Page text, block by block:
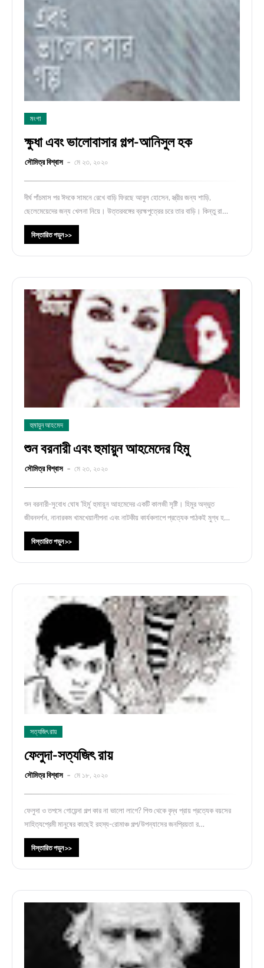
মংগা
ক্ষুধা এবং ভালোবাসার গল্প-আনিসুল হক
সৌমিত্র বিশ্বাস মে ২৩, ২০২০
দীর্ঘ পাঁচমাস পর ঈদকে সামনে রেখে বাড়ি ফিরছে আবুল হোসেন, স্ত্রীর জন্য শাড়ি,
ছেলেমেয়েদের জন্য খেলনা নিয়ে। উত্তরবঙ্গের ব্রহ্মপুত্রের চরে তার বাড়ি। কিন্তু রা…
বিস্তারিত পড়ুন >>
হুমায়ুন আহমেদ
শুন বরনারী এবং হুমায়ুন আহমেদের হিমু
সৌমিত্র বিশ্বাস মে ২৩, ২০২০
শুন বরনারী-সুবোধ ঘোষ ‘হিমু’ হুমায়ুন আহমেদের একটি কালজী সৃষ্টি। হিমুর অদ্ভুত
জীবনদর্শন, নানারকম খামখেয়ালীপনা এবং নাটকীয় কার্যকলাপে প্রত্যেক পাঠকই মুগ্ধ হ…
বিস্তারিত পড়ুন >>
সত্যজিৎ রায়
ফেলুদা-সত্যজিৎ রায়
সৌমিত্র বিশ্বাস মে ১৮, ২০২০
ফেলুদা ও তপসে গোয়েন্দা গল্প কার না ভালো লাগে? শিশু থেকে বৃদ্ধ প্রায় প্রত্যেক বয়সের
সাহিত্যপ্রেমী মানুষের কাছেই রহস্য-রোমাঞ্চ গল্প/উপন্যাসের জনপ্রিয়তা র…
বিস্তারিত পড়ুন >>